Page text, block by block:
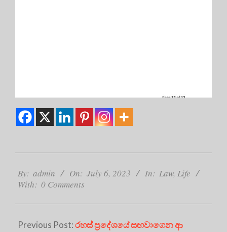
07-
06
By: admin On: July 6, 2023 In: Law, Life
With: 0 Comments
Previous Post:රහස් ප්‍රදේශයේ සඟවාගෙන ආ